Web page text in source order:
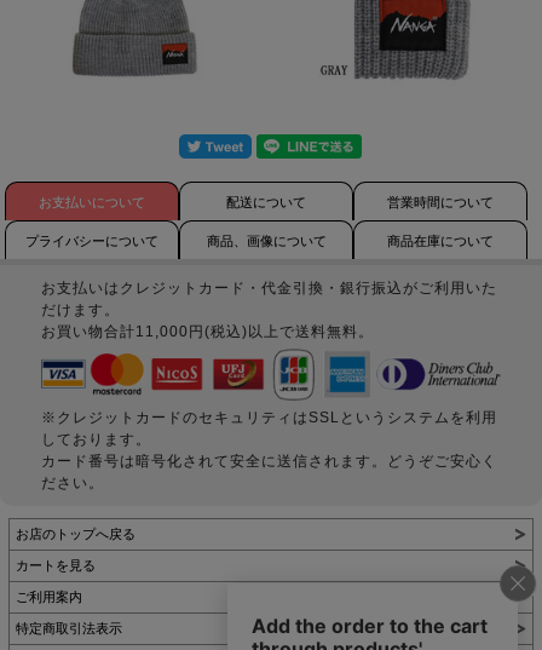
お支払いについて 配送について 営業時間について
プライバシーについて 商品、画像について 商品在庫について
お支払いはクレジットカード・代金引換・銀行振込がご利用いた
だけます。
お買い物合計11,000円(税込)以上で送料無料。
※クレジットカードのセキュリティはSSLというシステムを利用
しております。
カード番号は暗号化されて安全に送信されます。どうぞご安心く
ださい。
お店のトップへ戻る
カートを見る
ご利用案内
特定商取引法表示